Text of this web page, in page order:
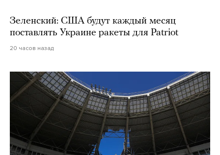
Зеленский: США будут каждый месяц
поставлять Украине ракеты для Patriot
20 часов назад